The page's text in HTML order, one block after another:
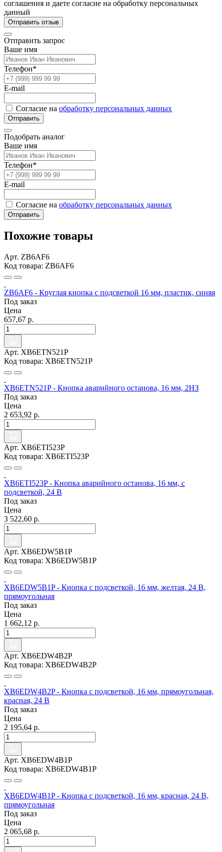
соглашения и даете согласие на обработку персональных
данный
Отправить отзыв
Отправить запрос
Ваше имя
Телефон*
E-mail
Согласие на обработку персональных данных
Отправить
Подобрать аналог
Ваше имя
Телефон*
E-mail
Согласие на обработку персональных данных
Отправить
Похожие товары
Арт. ZB6AF6
Код товара: ZB6AF6
ZB6AF6 - Круглая кнопка с подсветкой 16 мм, пластик, синяя
Под заказ
Цена
657,67 р.
Арт. XB6ETN521P
Код товара: XB6ETN521P
XB6ETN521P - Кнопка аварийного останова, 16 мм, 2НЗ
Под заказ
Цена
2 653,92 р.
Арт. XB6ETI523P
Код товара: XB6ETI523P
XB6ETI523P - Кнопка аварийного останова, 16 мм, с
подсветкой, 24 В
Под заказ
Цена
3 522,60 р.
Арт. XB6EDW5B1P
Код товара: XB6EDW5B1P
XB6EDW5B1P - Кнопка с подсветкой, 16 мм, желтая, 24 В,
прямоугольная
Под заказ
Цена
1 662,12 р.
Арт. XB6EDW4B2P
Код товара: XB6EDW4B2P
XB6EDW4B2P - Кнопка с подсветкой, 16 мм, прямоугольная,
красная, 24 В
Под заказ
Цена
2 195,64 р.
Арт. XB6EDW4B1P
Код товара: XB6EDW4B1P
XB6EDW4B1P - Кнопка с подсветкой, 16 мм, красная, 24 В,
прямоугольная
Под заказ
Цена
2 065,68 р.